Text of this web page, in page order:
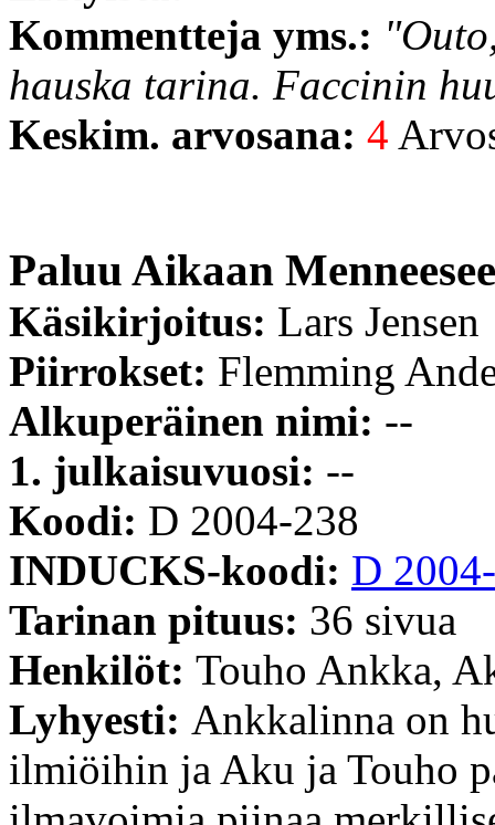
Kommentteja yms.:
hauska tarina. Faccinin
Keskim. arvosana: 4
Paluu Aikaan
Käsikirjoitus: Lars Jensen
Piirrokset: Flemming
Alkuperäinen nimi: --
1. julkaisuvuosi: --
Koodi: D 2004-238
INDUCKS-koodi: D
Tarinan pituus: 36 sivua
Henkilöt: Touho Ankka,
Lyhyesti: Ankkalinna on
ilmiöihin ja Aku ja Touho